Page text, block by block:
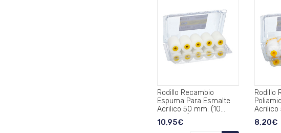
Rodillo Recambio
Espuma Para Esmalte
Acrilico 50 mm. (10
Unidades).
10,95€
Rodillo
Acrilico
8,20€